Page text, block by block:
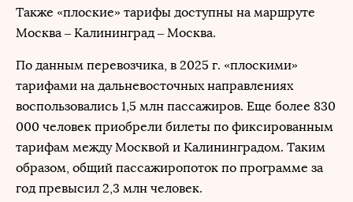
Также «плоские» тарифы доступны на маршруте
Москва – Калининград – Москва.
По данным перевозчика, в 2025 г. «плоскими»
тарифами на дальневосточных направлениях
воспользовались 1,5 млн пассажиров. Еще более 830
000 человек приобрели билеты по фиксированным
тарифам между Москвой и Калининградом. Таким
образом, общий пассажиропоток по программе за
год превысил 2,3 млн человек.